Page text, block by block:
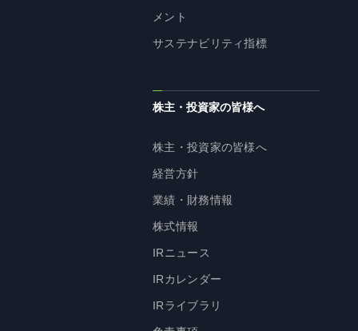
メント
サステナビリティ指標
株主・投資家の皆様へ
株主・投資家の皆様へ
経営方針
業績・財務情報
株式情報
IRニュース
IRカレンダー
IRライブラリ